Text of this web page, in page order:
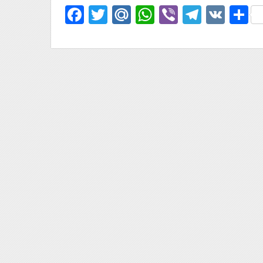
Facebook
TwitterMail.Ru
WhatsApp
Viber VK